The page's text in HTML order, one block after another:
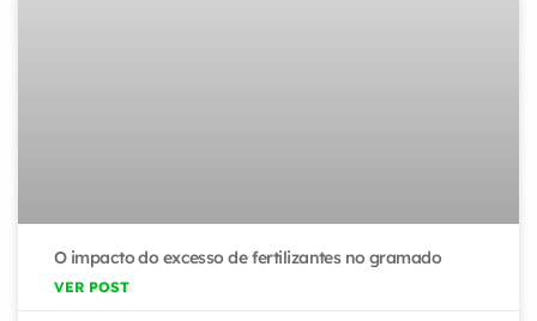
O impacto do excesso de fertilizantes no gramado
VER POST